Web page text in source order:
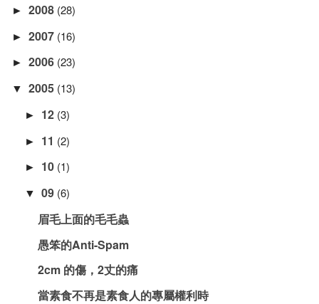
► 2008 (28)
► 2007 (16)
► 2006 (23)
▼ 2005 (13)
► 12 (3)
► 11 (2)
► 10 (1)
▼ 09 (6)
眉毛上面的毛毛蟲
愚笨的Anti-Spam
2cm 的傷，2丈的痛
當素食不再是素食人的專屬權利時